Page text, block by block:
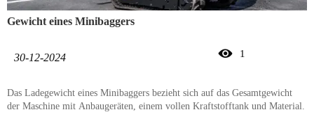
Gewicht eines Minibaggers
30-12-2024  1
Das Ladegewicht eines Minibaggers bezieht sich auf das Gesamtgewicht
der Maschine mit Anbaugeräten, einem vollen Kraftstofftank und Material.